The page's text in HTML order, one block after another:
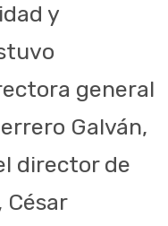
y
general
Galván,
director de
César